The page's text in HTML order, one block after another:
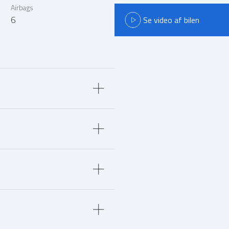
Airbags
6 Se video af bilen